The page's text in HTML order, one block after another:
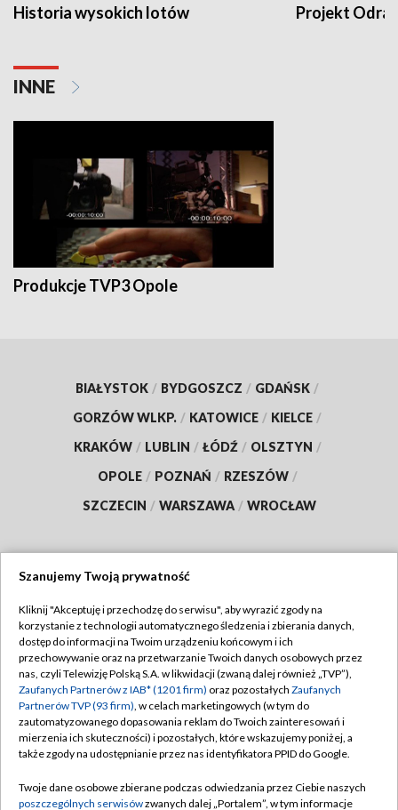
Historia wysokich lotów Projekt Odra
INNE
Produkcje TVP3 Opole
BIAŁYSTOK / BYDGOSZCZ / GDAŃSK /
GORZÓW WLKP. / KATOWICE / KIELCE /
KRAKÓW / LUBLIN / ŁÓDŹ / OLSZTYN /
OPOLE / POZNAŃ / RZESZÓW /
SZCZECIN / WARSZAWA / WROCŁAW
TVP
Abonament TVP
Emisja w TVP
Centrum informacji TVP
Naziemna Telewizja Cyfrowa
Rada Programowa
Regulamin TVP
Polityka prywatności
Moje zgody
Pomoc
Kontakt
Szanujemy Twoją prywatność
Kliknij "Akceptuję i przechodzę do serwisu", aby wyrazić zgody na
korzystanie z technologii automatycznego śledzenia i zbierania danych,
dostęp do informacji na Twoim urządzeniu końcowym i ich
przechowywanie oraz na przetwarzanie Twoich danych osobowych przez
nas, czyli Telewizję Polską S.A. w likwidacji (zwaną dalej również „TVP”),
Zaufanych Partnerów z IAB* (1201 firm) oraz pozostałych Zaufanych
Partnerów TVP (93 firm), w celach marketingowych (w tym do
zautomatyzowanego dopasowania reklam do Twoich zainteresowań i
mierzenia ich skuteczności) i pozostałych, które wskazujemy poniżej, a
także zgody na udostępnianie przez nas identyfikatora PPID do Google.
Twoje dane osobowe zbierane podczas odwiedzania przez Ciebie naszych
poszczególnych serwisówzwanych dalej „Portalem”, w tym informacje